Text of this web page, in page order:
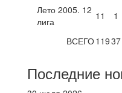
Лето 2005. 12
лига
11 1
ВСЕГО11937
Последние